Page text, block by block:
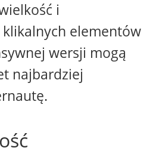
i
elementów
wersji mogą
najbardziej